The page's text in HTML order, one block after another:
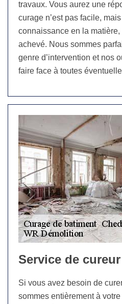
travaux. Vous aurez une
curage n’est pas facile,
connaissance en la matière,
achevé. Nous sommes
genre d’intervention et nos
faire face à toutes
Service de
Si vous avez besoin de
sommes entièrement à